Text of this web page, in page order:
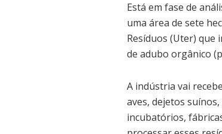
Está em fase de
uma área de sete
Resíduos (Uter) que
de adubo orgânico
A indústria vai
aves, dejetos
incubatórios,